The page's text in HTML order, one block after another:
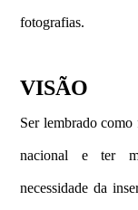
fotografias.
VISÃO
Ser lembrado
nacional e ter
necessidade da